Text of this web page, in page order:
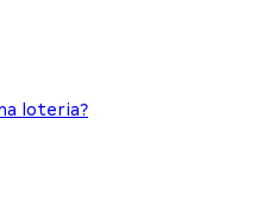
loteria?